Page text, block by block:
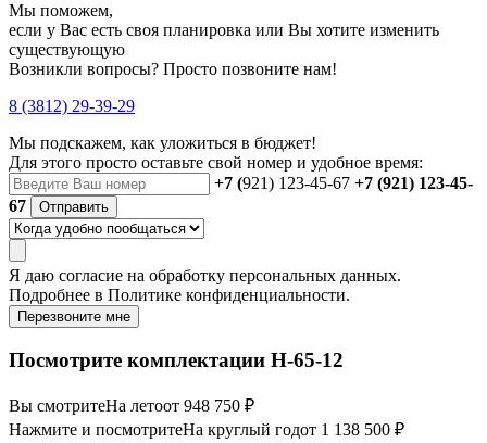
Мы поможем,
если у Вас есть своя планировка или Вы хотите изменить
существующую
Возникли вопросы? Просто позвоните нам!
8 (3812) 29-39-29
Мы подскажем, как уложиться в бюджет!
Для этого просто оставьте свой номер и удобное время:
+7 (921) 123-45-67 +7 (921) 123-45-
67
Отправить
Я даю согласие на обработку персональных данных.
Подробнее в Политике конфиденциальности.
Перезвоните мне
Посмотрите комплектации Н-65-12
Вы смотритеНа летоот 948 750 ₽
Нажмите и посмотритеНа круглый годот 1 138 500 ₽